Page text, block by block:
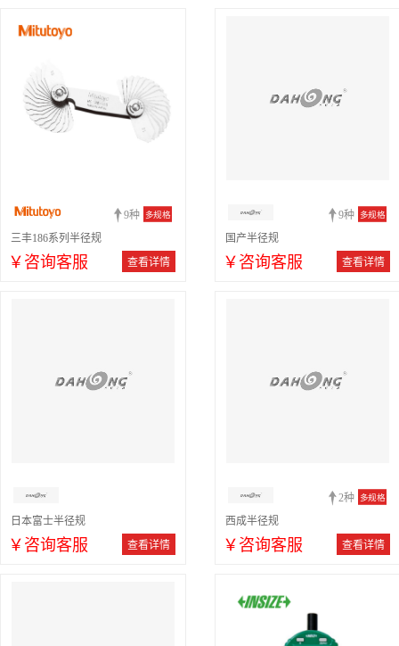
9种 多规格
三丰186系列半径规
￥咨询客服 查看详情
9种 多规格
国产半径规
￥咨询客服 查看详情
日本富士半径规
￥咨询客服 查看详情
2种 多规格
西成半径规
￥咨询客服 查看详情